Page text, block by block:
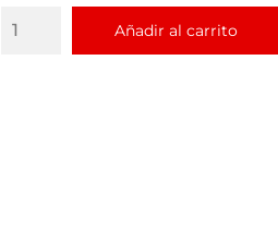
Añadir al carrito